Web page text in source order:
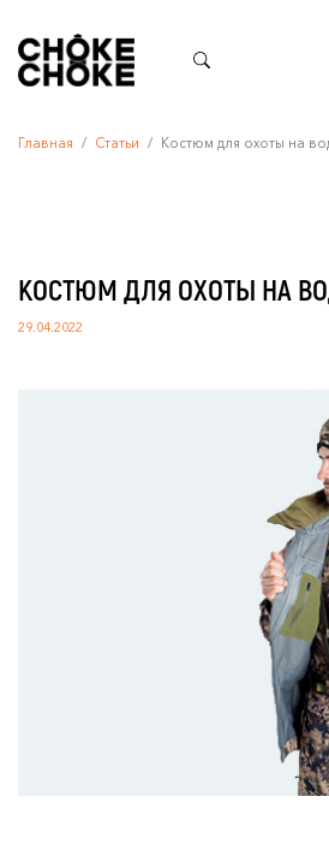
Главная Статьи Костюм для охоты на
КОСТЮМ ДЛЯ ОХОТЫ НА
29.04.2022